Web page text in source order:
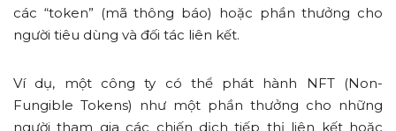
các “token” (mã thông báo) hoặc phần thưởng cho
người tiêu dùng và đối tác liên kết.
Ví dụ, một công ty có thể phát hành NFT (Non-
Fungible Tokens) như một phần thưởng cho những
người tham gia các chiến dịch tiếp thị liên kết hoặc